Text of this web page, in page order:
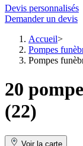
Devis personnalisés
Demander un devis
Accueil
Pompes
Pompes
20
(22)
Voir la carte